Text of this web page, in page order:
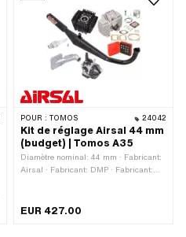
POUR : TOMOS 24042
Kit de réglage Airsal 44 mm
(budget) | Tomos A35
Diamètre nominal: 44 mm · Fabricant:
Airsal · Fabricant: DMP · Fabricant:
· Cylindrée: 65 ccm · Course du
EUR 427.00